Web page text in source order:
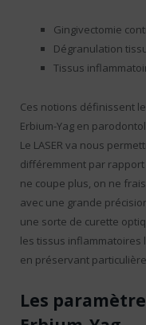
Gingivectomie
Dégranulation
Tissus
Ces notions définissent
Erbium-Yag en
Le LASER va nous
différemment par
ne coupe plus, on ne
avec une grande
une sorte de curette
les tissus
en préservant
Les